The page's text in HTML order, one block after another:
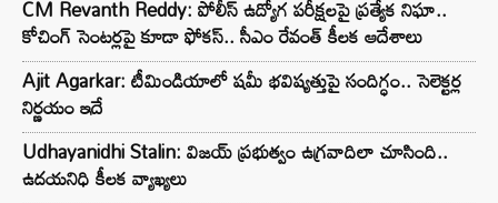
CM Revanth Reddy: పోలీస్ ఉద్యోగ పరీక్షలపై ప్రత్యేక నిఘా..
కోచింగ్ సెంటర్లపై కూడా ఫోకస్.. సీఎం రేవంత్ కీలక ఆదేశాలు
Ajit Agarkar: టీమిండియాలో షమీ భవిష్యత్తుపై సందిగ్ధం.. సెలెక్టర్ల
నిర్ణయం ఇదే
Udhayanidhi Stalin: విజయ్ ప్రభుత్వం ఉగ్రవాదిలా చూసింది..
ఉదయనిధి కీలక వ్యాఖ్యలు